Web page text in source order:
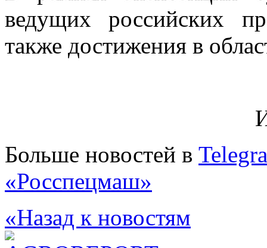
ведущих российских
также достижения в
Больше новостей в
«Росспецмаш»
«Назад к новостям